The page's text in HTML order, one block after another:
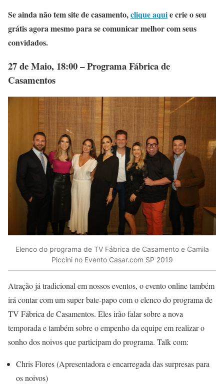
Se ainda não tem site de casamento,clique aquie crie o seu
grátis agora mesmo para se comunicar melhor com seus
convidados.
27 de Maio, 18:00 – Programa Fábrica de
Casamentos
Elenco do programa de TV Fábrica de Casamento e Camila
Piccini no Evento Casar.com SP 2019
Atração já tradicional em nossos eventos, o evento online também
irá contar com um super bate-papo com o elenco do programa de
TV Fábrica de Casamentos. Eles irão falar sobre a nova
temporada e também sobre o empenho da equipe em realizar o
sonho dos noivos que participam do programa. Talk com:
Chris Flores (Apresentadora e encarregada das surpresas para
os noivos)